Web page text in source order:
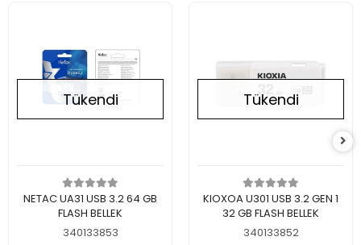
Stokta Yok
Tükendi
NETAC UA31 USB 3.2 64 GB
FLASH BELLEK
340133853
Stokta Yok
Tükendi
KIOXOA U301 USB 3.2 GEN 1
32 GB FLASH BELLEK
340133852